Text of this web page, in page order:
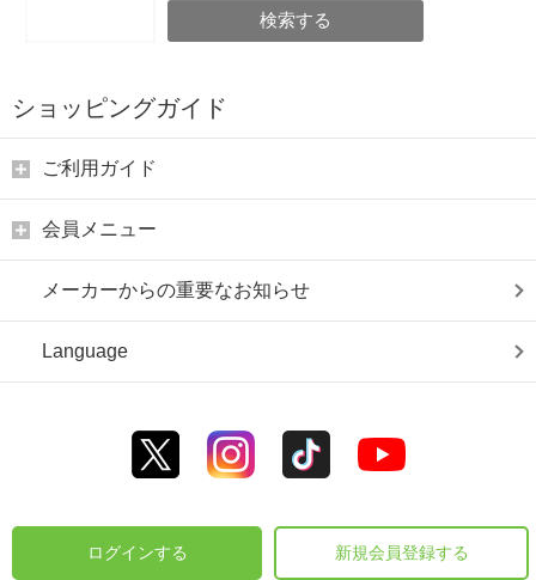
検索する
ショッピングガイド
ご利用ガイド
会員メニュー
メーカーからの重要なお知らせ
Language
ログインする 新規会員登録する